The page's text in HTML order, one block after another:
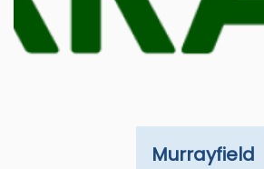
Murrayfield